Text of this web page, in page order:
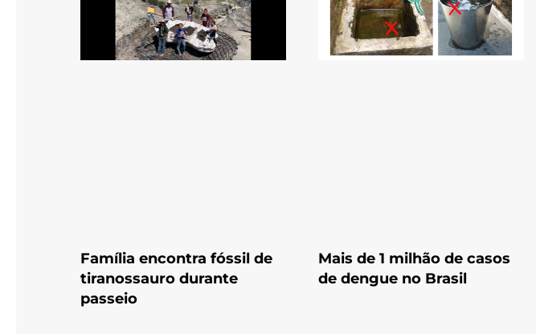
Família encontra fóssil de
tiranossauro durante
passeio
Mais de 1 milhão de casos
de dengue no Brasil